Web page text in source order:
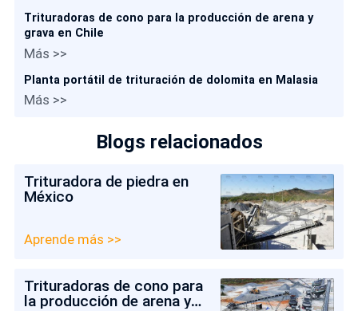
Trituradoras de cono para la producción de arena y
grava en Chile
Más >>
Planta portátil de trituración de dolomita en Malasia
Más >>
Blogs relacionados
Trituradora de piedra en
México
Aprende más >>
Trituradoras de cono para
la producción de arena y